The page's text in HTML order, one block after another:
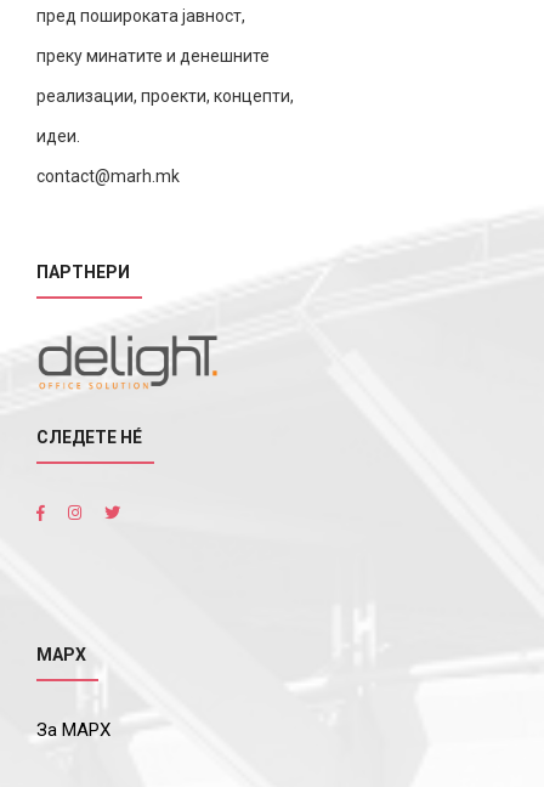
пред пошироката јавност,
преку минатите и денешните
реализации, проекти, концепти,
идеи.
contact@marh.mk
ПАРТНЕРИ
СЛЕДЕТЕ НÉ
МАРХ
За МАРХ